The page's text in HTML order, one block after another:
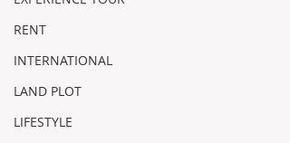
RENT
INTERNATIONAL
LAND PLOT
LIFESTYLE